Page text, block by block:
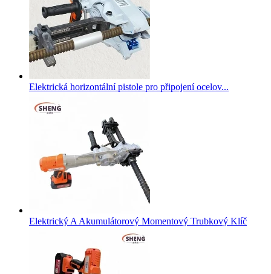
Elektrická horizontální pistole pro připojení ocelov...
Elektrický A Akumulátorový Momentový Trubkový Klíč